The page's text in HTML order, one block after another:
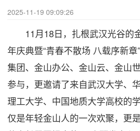
2025-11-19 09:09:26
11月18日，扎根武汉光谷的
年庆典暨“青春不散场 八载序新
集团、金山办公、金山云、金山
参与，更邀请了来自武汉大学、
理工大学、中国地质大学高校的
仅是年轻金山人的一次欢聚，更